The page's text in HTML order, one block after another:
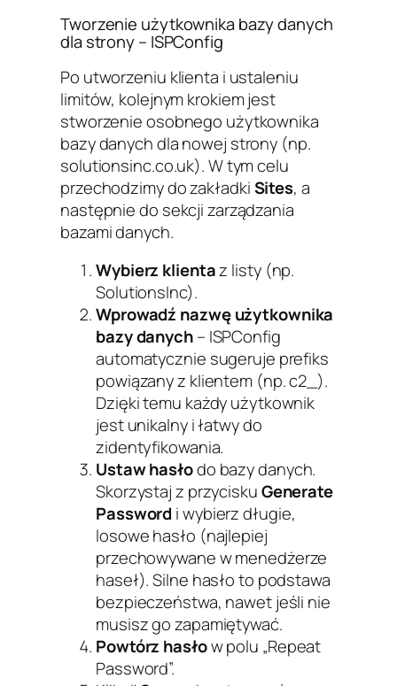
Tworzenie użytkownika bazy danych
dla strony – ISPConfig
Po utworzeniu klienta i ustaleniu
limitów, kolejnym krokiem jest
stworzenie osobnego użytkownika
bazy danych dla nowej strony (np.
solutionsinc.co.uk). W tym celu
przechodzimy do zakładkiSites, a
następnie do sekcji zarządzania
bazami danych.
Wybierz klientaz listy (np.
SolutionsInc).
Wprowadź nazwę użytkownika
bazy danych– ISPConfig
automatycznie sugeruje prefiks
powiązany z klientem (np. c2_).
Dzięki temu każdy użytkownik
jest unikalny i łatwy do
zidentyfikowania.
Ustaw hasłodo bazy danych.
Skorzystaj z przyciskuGenerate
Password i wybierz długie,
losowe hasło (najlepiej
przechowywane w menedżerze
haseł). Silne hasło to podstawa
bezpieczeństwa, nawet jeśli nie
musisz go zapamiętywać.
Powtórz hasłow polu „Repeat
Password”.